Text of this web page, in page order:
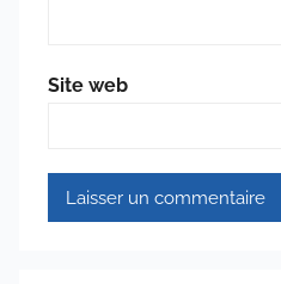
Site web